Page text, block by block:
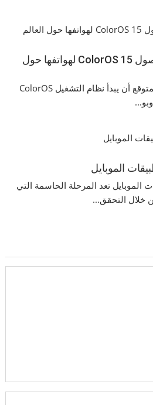
أوبو تكشف عن موعد وصول ColorOS 15 لهواتفها حول
وفقًا للإعلان الرسمي، من المتوقع أن يبدأ نظام التشغيل ColorOS
الموبايل
الموبايل تعد المرحلة الحاسمة التي
خلال التحقق...